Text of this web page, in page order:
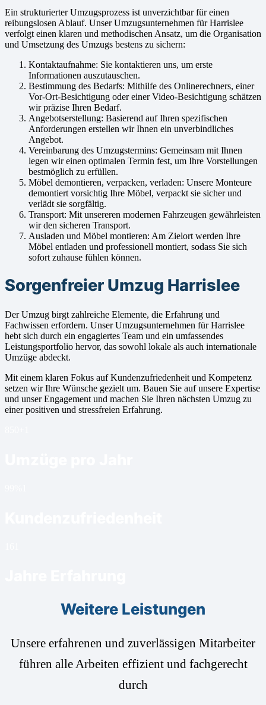
Ein strukturierter Umzugsprozess ist unverzichtbar für einen
reibungslosen Ablauf. Unser Umzugsunternehmen für Harrislee
verfolgt einen klaren und methodischen Ansatz, um die Organisation
und Umsetzung des Umzugs bestens zu sichern:
Kontaktaufnahme: Sie kontaktieren uns, um erste
Informationen auszutauschen.
Bestimmung des Bedarfs: Mithilfe des Onlinerechners, einer
Vor-Ort-Besichtigung oder einer Video-Besichtigung schätzen
wir präzise Ihren Bedarf.
Angebotserstellung: Basierend auf Ihren spezifischen
Anforderungen erstellen wir Ihnen ein unverbindliches
Angebot.
Vereinbarung des Umzugstermins: Gemeinsam mit Ihnen
legen wir einen optimalen Termin fest, um Ihre Vorstellungen
bestmöglich zu erfüllen.
Möbel demontieren, verpacken, verladen: Unsere Monteure
demontiert vorsichtig Ihre Möbel, verpackt sie sicher und
verlädt sie sorgfältig.
Transport: Mit unsereren modernen Fahrzeugen gewährleisten
wir den sicheren Transport.
Ausladen und Möbel montieren: Am Zielort werden Ihre
Möbel entladen und professionell montiert, sodass Sie sich
sofort zuhause fühlen können.
Sorgenfreier Umzug Harrislee
Der Umzug birgt zahlreiche Elemente, die Erfahrung und
Fachwissen erfordern. Unser Umzugsunternehmen für Harrislee
hebt sich durch ein engagiertes Team und ein umfassendes
Leistungsportfolio hervor, das sowohl lokale als auch internationale
Umzüge abdeckt.
Mit einem klaren Fokus auf Kundenzufriedenheit und Kompetenz
setzen wir Ihre Wünsche gezielt um. Bauen Sie auf unsere Expertise
und unser Engagement und machen Sie Ihren nächsten Umzug zu
einer positiven und stressfreien Erfahrung.
Weitere Leistungen
Unsere erfahrenen und zuverlässigen Mitarbeiter
führen alle Arbeiten effizient und fachgerecht
durch